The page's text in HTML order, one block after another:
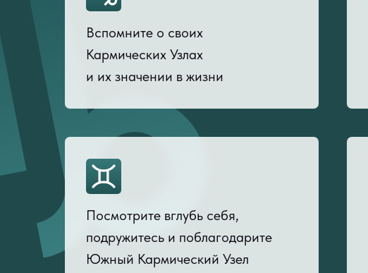
Вспомните о своих
Кармических Узлах
и их значении в жизни
Посмотрите вглубь себя,
подружитесь и поблагодарите
Южный Кармический Узел